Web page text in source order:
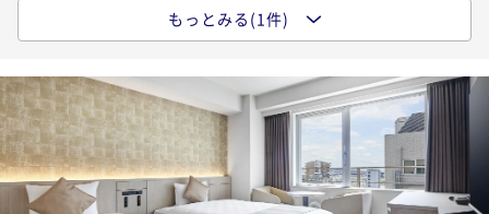
【Relux】朝食付プラン
朝食付き 現地決済可 事前決済可
IN 14:00 - 27:00 OUT11:00
ポイント即利用で最大7％OFF
¥16,080~
2名 ¥ 14,954 ~
もっとみる(1件)